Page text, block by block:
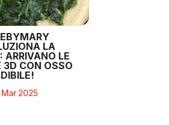
LA
ARRIVANO LE
3D CON OSSO
Mar 2025